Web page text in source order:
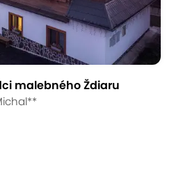
malebného Ždiaru